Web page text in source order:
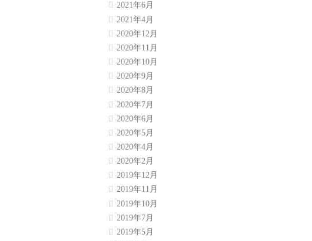
2021年6月
2021年4月
2020年12月
2020年11月
2020年10月
2020年9月
2020年8月
2020年7月
2020年6月
2020年5月
2020年4月
2020年2月
2019年12月
2019年11月
2019年10月
2019年7月
2019年5月